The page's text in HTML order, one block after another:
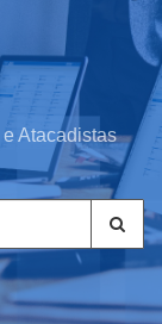
Atacadistas